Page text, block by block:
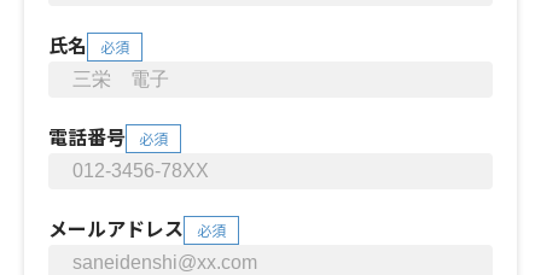
氏名 必須
電話番号 必須
メールアドレス 必須